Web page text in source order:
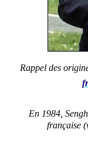
Rappel des
En 1984,
française